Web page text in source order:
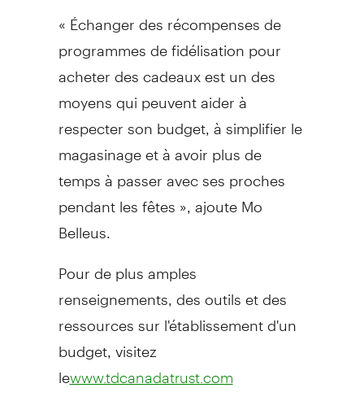
« Échanger des récompenses de
programmes de fidélisation pour
acheter des cadeaux est un des
moyens qui peuvent aider à
respecter son budget, à simplifier le
magasinage et à avoir plus de
temps à passer avec ses proches
pendant les fêtes », ajoute Mo
Belleus.
Pour de plus amples
renseignements, des outils et des
ressources sur l'établissement d'un
budget, visitez
lewww.tdcanadatrust.com